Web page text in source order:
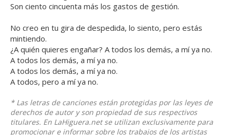
Son ciento cincuenta más los gastos de gestión.
No creo en tu gira de despedida, lo siento, pero estás
mintiendo.
¿A quién quieres engañar? A todos los demás, a mí ya no.
A todos los demás, a mí ya no.
A todos los demás, a mí ya no.
A todos, pero a mí ya no.
* Las letras de canciones están protegidas por las leyes de
derechos de autor y son propiedad de sus respectivos
titulares. En LaHiguera.net se utilizan exclusivamente para
promocionar e informar sobre los trabajos de los artistas